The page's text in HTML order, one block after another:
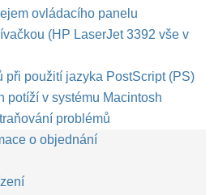
ovládacího panelu
(HP LaserJet 3392 vše v
při použití jazyka PostScript (PS)
potíží v systému Macintosh
problémů
o objednání